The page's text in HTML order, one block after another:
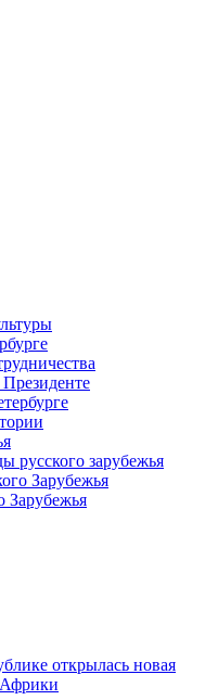
русского зарубежья
Зарубежья
Зарубежья
открылась новая